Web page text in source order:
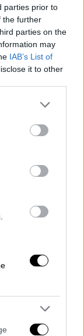
parties prior to
the further
parties on the
may
IAB’s List of
it to other
more Google
may click to
party tags to
below Google
τον
πως
benefit
για
από
σύντομα»,
να
Bass
του σε
για τον
καθώς θα